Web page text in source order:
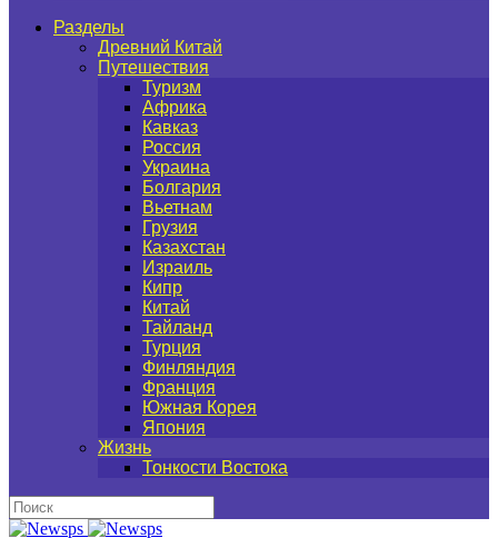
Разделы
Древний Китай
Путешествия
Туризм
Африка
Кавказ
Россия
Украина
Болгария
Вьетнам
Грузия
Казахстан
Израиль
Кипр
Китай
Тайланд
Турция
Финляндия
Франция
Южная Корея
Япония
Жизнь
Тонкости Востока